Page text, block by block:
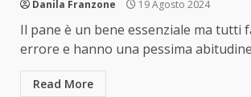
Danila Franzone 19 Agosto 2024
Il pane è un bene essenziale ma tutti
errore e hanno una pessima
Read More